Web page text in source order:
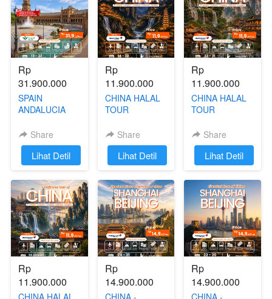
Rp
31.900.000
SPAIN
ANDALUCIA
- 22 JANUARY
2027
Share
`Lihat Detil
Rp
11.900.000
CHINA HALAL
TOUR
CHONGQING -
FENGHUANG -
ZHANGJIAJIE)
14 - 22
JANUARI 2027
Share
`Lihat Detil
Rp
11.900.000
CHINA HALAL
TOUR
FENGHUANG -
ZHANGJIAJIE)
23 - 31
JANUARI 2027
Share
`Lihat Detil
Rp
11.900.000
Rp
14.900.000
Rp
14.900.000